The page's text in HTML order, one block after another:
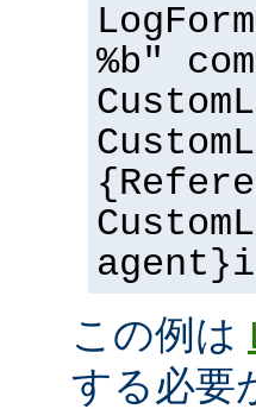
%b"
この例は
する必要